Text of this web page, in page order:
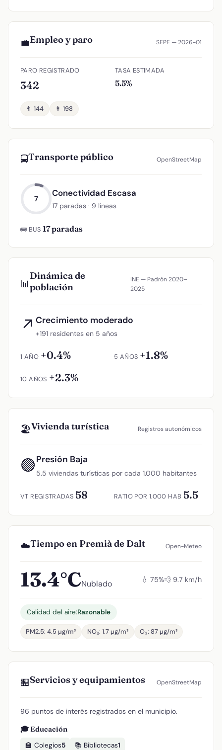
💼Empleo y paro SEPE — 2026-01
PARO REGISTRADO
342
TASA ESTIMADA
5.5%
👨 144 👩 198
🚍Transporte público OpenStreetMap
7
Conectividad Escasa
17 paradas · 9 líneas
🚌 BUS 17 paradas
📊
Dinámica de
población
INE — Padrón 2020–
2025
↗ Crecimiento moderado
+191 residentes en 5 años
1 AÑO +0.4% 5 AÑOS +1.8%
10 AÑOS +2.3%
🏖️Vivienda turística Registros autonómicos
🟢Presión Baja
5.5 viviendas turísticas por cada 1.000 habitantes
VT REGISTRADAS 58 RATIO POR 1.000 HAB 5.5
☁️Tiempo en Premià de Dalt Open-Meteo
13.4°CNublado 💧 75%💨 9.7 km/h
Calidad del aire:Razonable
PM2.5: 4.5 µg/m³ NO₂: 1.7 µg/m³ O₃: 87 µg/m³
🏪Servicios y equipamientos OpenStreetMap
96 puntos de interés registrados en el municipio.
🎓 Educación
🏫 Colegios5 📚 Bibliotecas1